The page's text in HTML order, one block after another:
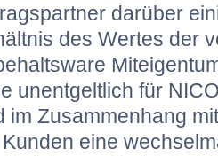
darüber
des Wertes der
unentgeltlich für
im Zusammenhang
eine